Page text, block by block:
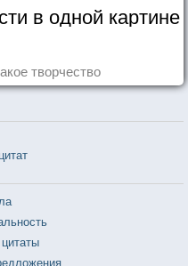
в одной картине
творчество